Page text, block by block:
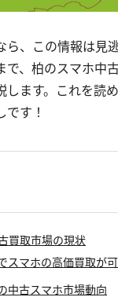
ら、この情報は見
、柏のスマホ中
します。これを読
す！
買取市場の現状
スマホの高価買取が
中古スマホ市場動向